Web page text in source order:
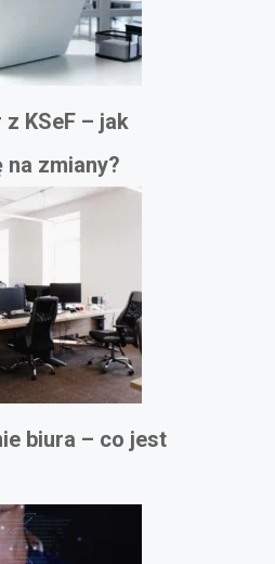
KSeF – jak
zmiany?
biura – co jest